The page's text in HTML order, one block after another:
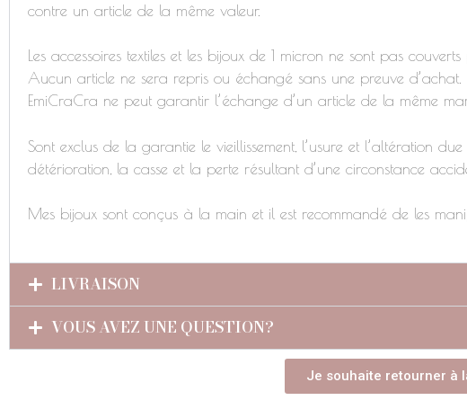
contre un article de la même valeur.
Les accessoires textiles et les bijoux de 1 micron ne sont pas
Aucun article ne sera repris ou échangé sans une preuve d’achat.
EmiCraCra ne peut garantir l’échange d’un article de la même
Sont exclus de la garantie le vieillissement, l’usure et l’altération
détérioration, la casse et la perte résultant d’une circonstance
Mes bijoux sont conçus à la main et il est recommandé de les
LIVRAISON
VOUS AVEZ UNE QUESTION?
Je souhaite retourner à